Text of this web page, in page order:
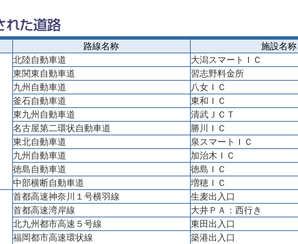
路線名称
施設名称
北陸自動車道
大潟スマートＩＣ
東関東自動車道
習志野料金所
九州自動車道
八女ＩＣ
釜石自動車道
東和ＩＣ
東九州自動車道
清武ＪＣＴ
名古屋第二環状自動車道
勝川ＩＣ
東北自動車道
泉スマートＩＣ
九州自動車道
加治木ＩＣ
徳島自動車道
徳島ＩＣ
中部横断自動車道
増穂ＩＣ
首都高速神奈川１号横羽線
生麦出入口
首都高速湾岸線
大井ＰＡ：西行き
北九州都市高速５号線
東田出入口
福岡都市高速環状線
築港出入口